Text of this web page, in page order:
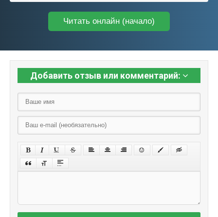
Читать онлайн (начало)
Добавить отзыв или комментарий: